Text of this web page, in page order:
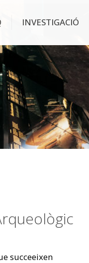
INVESTIGACIÓ
succeeixen